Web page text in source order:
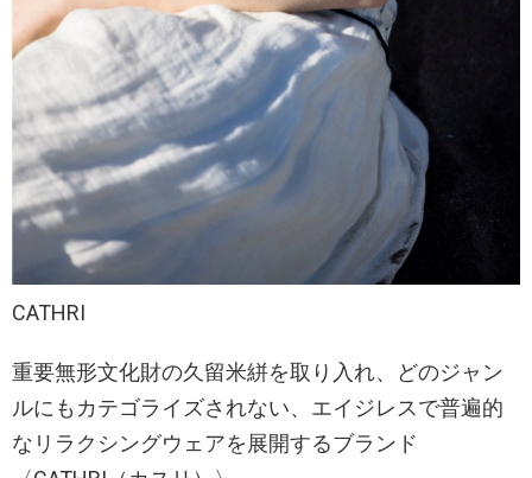
CATHRI
重要無形文化財の久留米絣を取り入れ、どのジャン
ルにもカテゴライズされない、エイジレスで普遍的
なリラクシングウェアを展開するブランド